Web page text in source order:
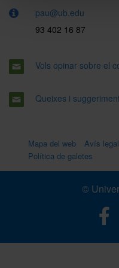
pau@ub.edu
93 402 16 87
Vols opinar sobre el
Queixes i
Mapa del web Avís legal
Política de galetes
©